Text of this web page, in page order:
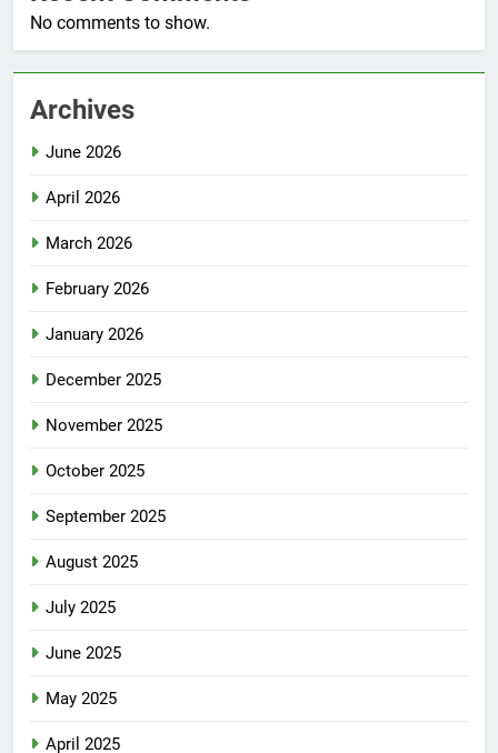
No comments to show.
Archives
June 2026
April 2026
March 2026
February 2026
January 2026
December 2025
November 2025
October 2025
September 2025
August 2025
July 2025
June 2025
May 2025
April 2025